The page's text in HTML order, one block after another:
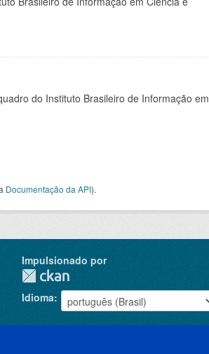
do Instituto Brasileiro de Informação em
Documentação da API).
Impulsionado por
Idioma